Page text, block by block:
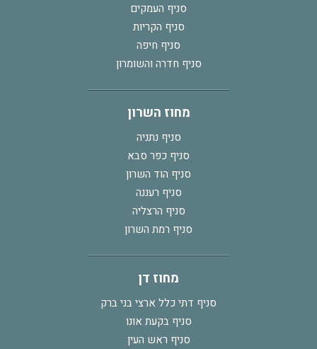
סניף העמקים
סניף הקריות
סניף חיפה
סניף חדרה והשומרון
מחוז השרון
סניף נתניה
סניף כפר סבא
סניף הוד השרון
סניף רעננה
סניף הרצליה
סניף רמת השרון
מחוז דן
סניף דתי כלל ארצי בני ברק
סניף בקעת אונו
סניף ראש העין